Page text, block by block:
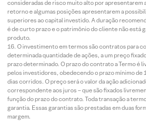
consideradas de risco muito alto por apresentarem
retorno e algumas posições apresentarem a
superiores ao capital investido. A duração
é de curto prazo e o patrimônio do cliente não está
produto.
O investimento em termos são contratos para
determinada quantidade de ações, a um preço
prazo determinado. O prazo do contrato a Termo é
pelos investidores, obedecendo o prazo mínimo de
dias corridos. O preço será o valor da ação
correspondente aos juros – que são fixados
função do prazo do contrato. Toda transação a
garantia. Essas garantias são prestadas em duas
margem.